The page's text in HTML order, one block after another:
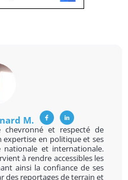
M.
et respecté de
en politique et ses
nationale et internationale.
à rendre accessibles les
ainsi la confiance de ses
des reportages de terrain et